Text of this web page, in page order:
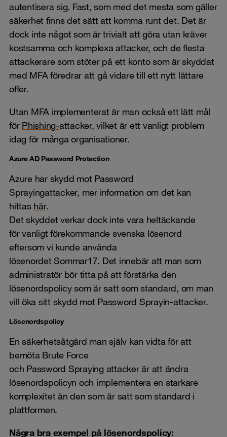
autentisera sig. Fast, som med det mesta som gäller
säkerhet finns det sätt att komma runt det. Det är
dock inte något som är trivialt att göra utan kräver
kostsamma och komplexa attacker, och de flesta
attackerare som stöter på ett konto som är skyddat
med MFA föredrar att gå vidare till ett nytt lättare
offer.
Utan MFA implementerat är man också ett lätt mål
för Phishing-attacker, vilket är ett vanligt problem
idag för många organisationer.
Azure AD Password Protection
Azure har skydd mot Password
Sprayingattacker, mer information om det kan
hittas här.
Det skyddet verkar dock inte vara heltäckande
för vanligt förekommande svenska lösenord
eftersom vi kunde använda
lösenordet Sommar17. Det innebär att man som
administratör bör titta på att förstärka den
lösenordspolicy som är satt som standard, om man
vill öka sitt skydd mot Password Sprayin-attacker.
Lösenordspolicy
En säkerhetsåtgärd man själv kan vidta för att
bemöta Brute Force
och Password Spraying attacker är att ändra
lösenordspolicyn och implementera en starkare
komplexitet än den som är satt som standard i
plattformen.
Några bra exempel på lösenordspolicy: